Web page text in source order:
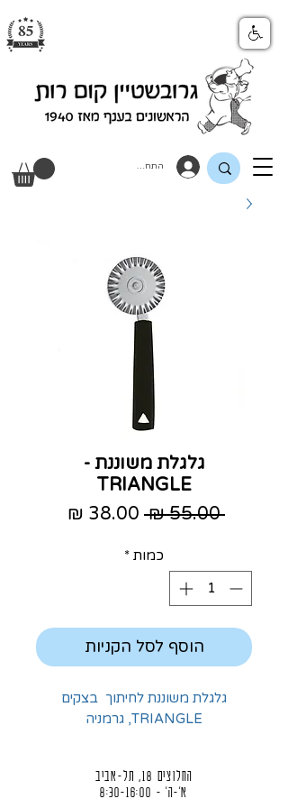
התחבר
גלגלת משוננת -
TRIANGLE
‏55.00 ‏₪
מחיר
כמות *
הוסף לסל הקניות
גלגלת משוננת לחיתוך בצקים
TRIANGLE, גרמניה
החלוצים 18, תל-אביב
א'-ה' - 8:30-16:00